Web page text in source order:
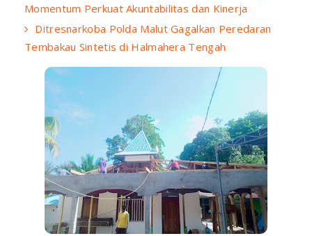
Momentum Perkuat Akuntabilitas dan Kinerja
Ditresnarkoba Polda Malut Gagalkan Peredaran
Tembakau Sintetis di Halmahera Tengah